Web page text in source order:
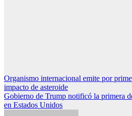
Navegación
de
entradas
Organismo internacional emite por
impacto de asteroide
Gobierno de Trump notificó la primera
en Estados Unidos